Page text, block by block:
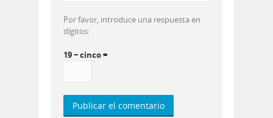
Por favor, introduce una respuesta en
dígitos:
19 − cinco =